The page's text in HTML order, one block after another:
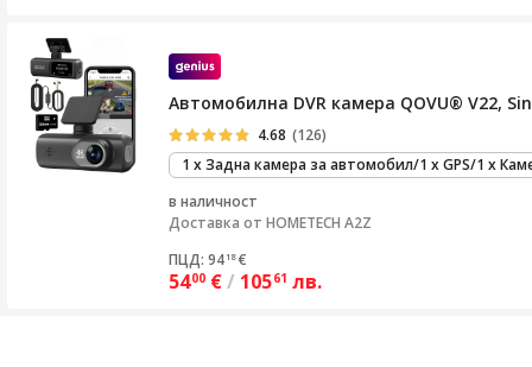
Автомобилна DVR камера QOVU® V22,
4.68 (126)
1 x Задна камера за автомобил/1 x GPS/1 х
в наличност
Доставка от HOMETECH A2Z
ПЦД: 9418 €
5400 €/ 10561 лв.